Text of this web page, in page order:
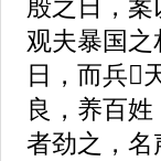
殷之日，
观夫暴国
日，而兵
良，养百
者劲之，